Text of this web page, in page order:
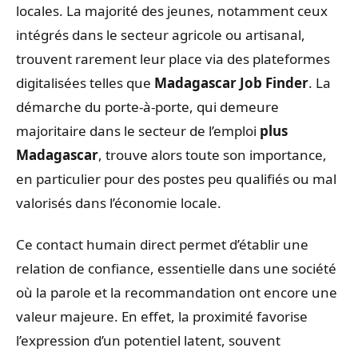
locales. La majorité des jeunes, notamment ceux
intégrés dans le secteur agricole ou artisanal,
trouvent rarement leur place via des plateformes
digitalisées telles que Madagascar Job Finder. La
démarche du porte-à-porte, qui demeure
majoritaire dans le secteur de l’emploi plus
Madagascar, trouve alors toute son importance,
en particulier pour des postes peu qualifiés ou mal
valorisés dans l’économie locale.
Ce contact humain direct permet d’établir une
relation de confiance, essentielle dans une société
où la parole et la recommandation ont encore une
valeur majeure. En effet, la proximité favorise
l’expression d’un potentiel latent, souvent